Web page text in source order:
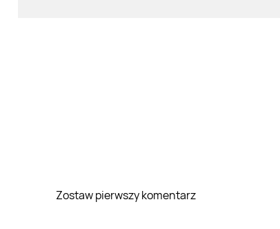
Zostaw pierwszy komentarz